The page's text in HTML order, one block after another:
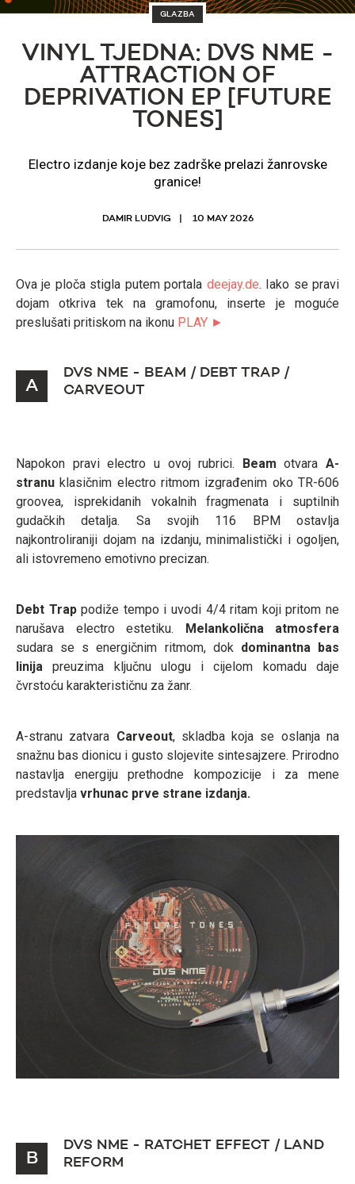
GLAZBA
VINYL TJEDNA: DVS NME -
ATTRACTION OF
DEPRIVATION EP [FUTURE
TONES]
Electro izdanje koje bez zadrške prelazi žanrovske
granice!
DAMIR LUDVIG 10 MAY 2026
Ova je ploča stigla putem portala deejay.de. Iako se pravi
dojam otkriva tek na gramofonu, inserte je moguće
preslušati pritiskom na ikonu PLAY ►
A
DVS NME - BEAM / DEBT TRAP /
CARVEOUT
Napokon pravi electro u ovoj rubrici. Beam otvara A-
stranu klasičnim electro ritmom izgrađenim oko TR-606
groovea, isprekidanih vokalnih fragmenata i suptilnih
gudačkih detalja. Sa svojih 116 BPM ostavlja
najkontroliraniji dojam na izdanju, minimalistički i ogoljen,
ali istovremeno emotivno precizan.
Debt Trappodiže tempo i uvodi 4/4 ritam koji pritom ne
narušava electro estetiku.
Melankolična atmosfera
sudara se s energičnim ritmom, dok dominantna bas
linijapreuzima ključnu ulogu i cijelom komadu daje
čvrstoću karakterističnu za žanr.
A-stranu zatvara Carveout, skladba koja se oslanja na
snažnu bas dionicu i gusto slojevite sintesajzere. Prirodno
nastavlja energiju prethodne kompozicije i za mene
predstavlja vrhunac prve strane izdanja.
B
DVS NME - RATCHET EFFECT / LAND
REFORM